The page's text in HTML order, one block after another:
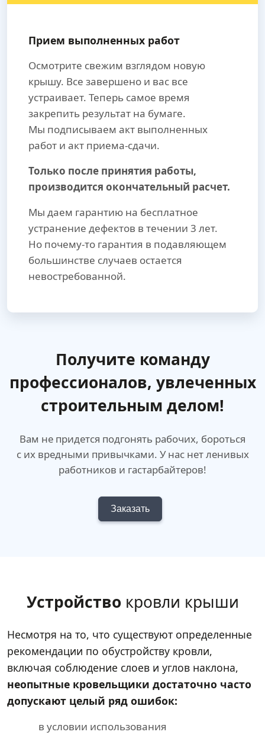
Прием выполненных работ
Осмотрите свежим взглядом новую
крышу. Все завершено и вас все
устраивает. Теперь самое время
закрепить результат на бумаге.
Мы подписываем акт выполненных
работ и акт приема-сдачи.
Только после принятия работы,
производится окончательный расчет.
Мы даем гарантию на бесплатное
устранение дефектов в течении 3 лет.
Но почему-то гарантия в подавляющем
большинстве случаев остается
невостребованной.
Получите команду
профессионалов, увлеченных
строительным делом!
Вам не придется подгонять рабочих, бороться
с их вредными привычками. У нас нет ленивых
работников и гастарбайтеров!
Заказать
Устройствокровли крыши
Несмотря на то, что существуют определенные
рекомендации по обустройству кровли,
включая соблюдение слоев и углов наклона,
неопытные кровельщики достаточно часто
допускают целый ряд ошибок:
в условии использования